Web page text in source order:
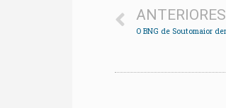
ANTERIORES